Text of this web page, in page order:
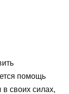
помощь
своих силах,